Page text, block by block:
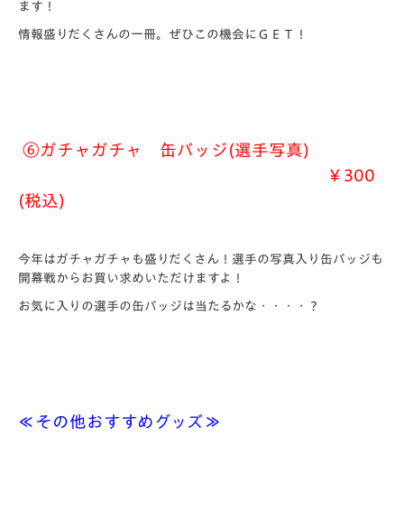
ます！
情報盛りだくさんの一冊。ぜひこの機会にＧＥＴ！
⑥ガチャガチャ 缶バッジ(選手写真)
￥300
(税込)
今年はガチャガチャも盛りだくさん！選手の写真入り缶バッジも
開幕戦からお買い求めいただけますよ！
お気に入りの選手の缶バッジは当たるかな・・・・？
≪その他おすすめグッズ≫